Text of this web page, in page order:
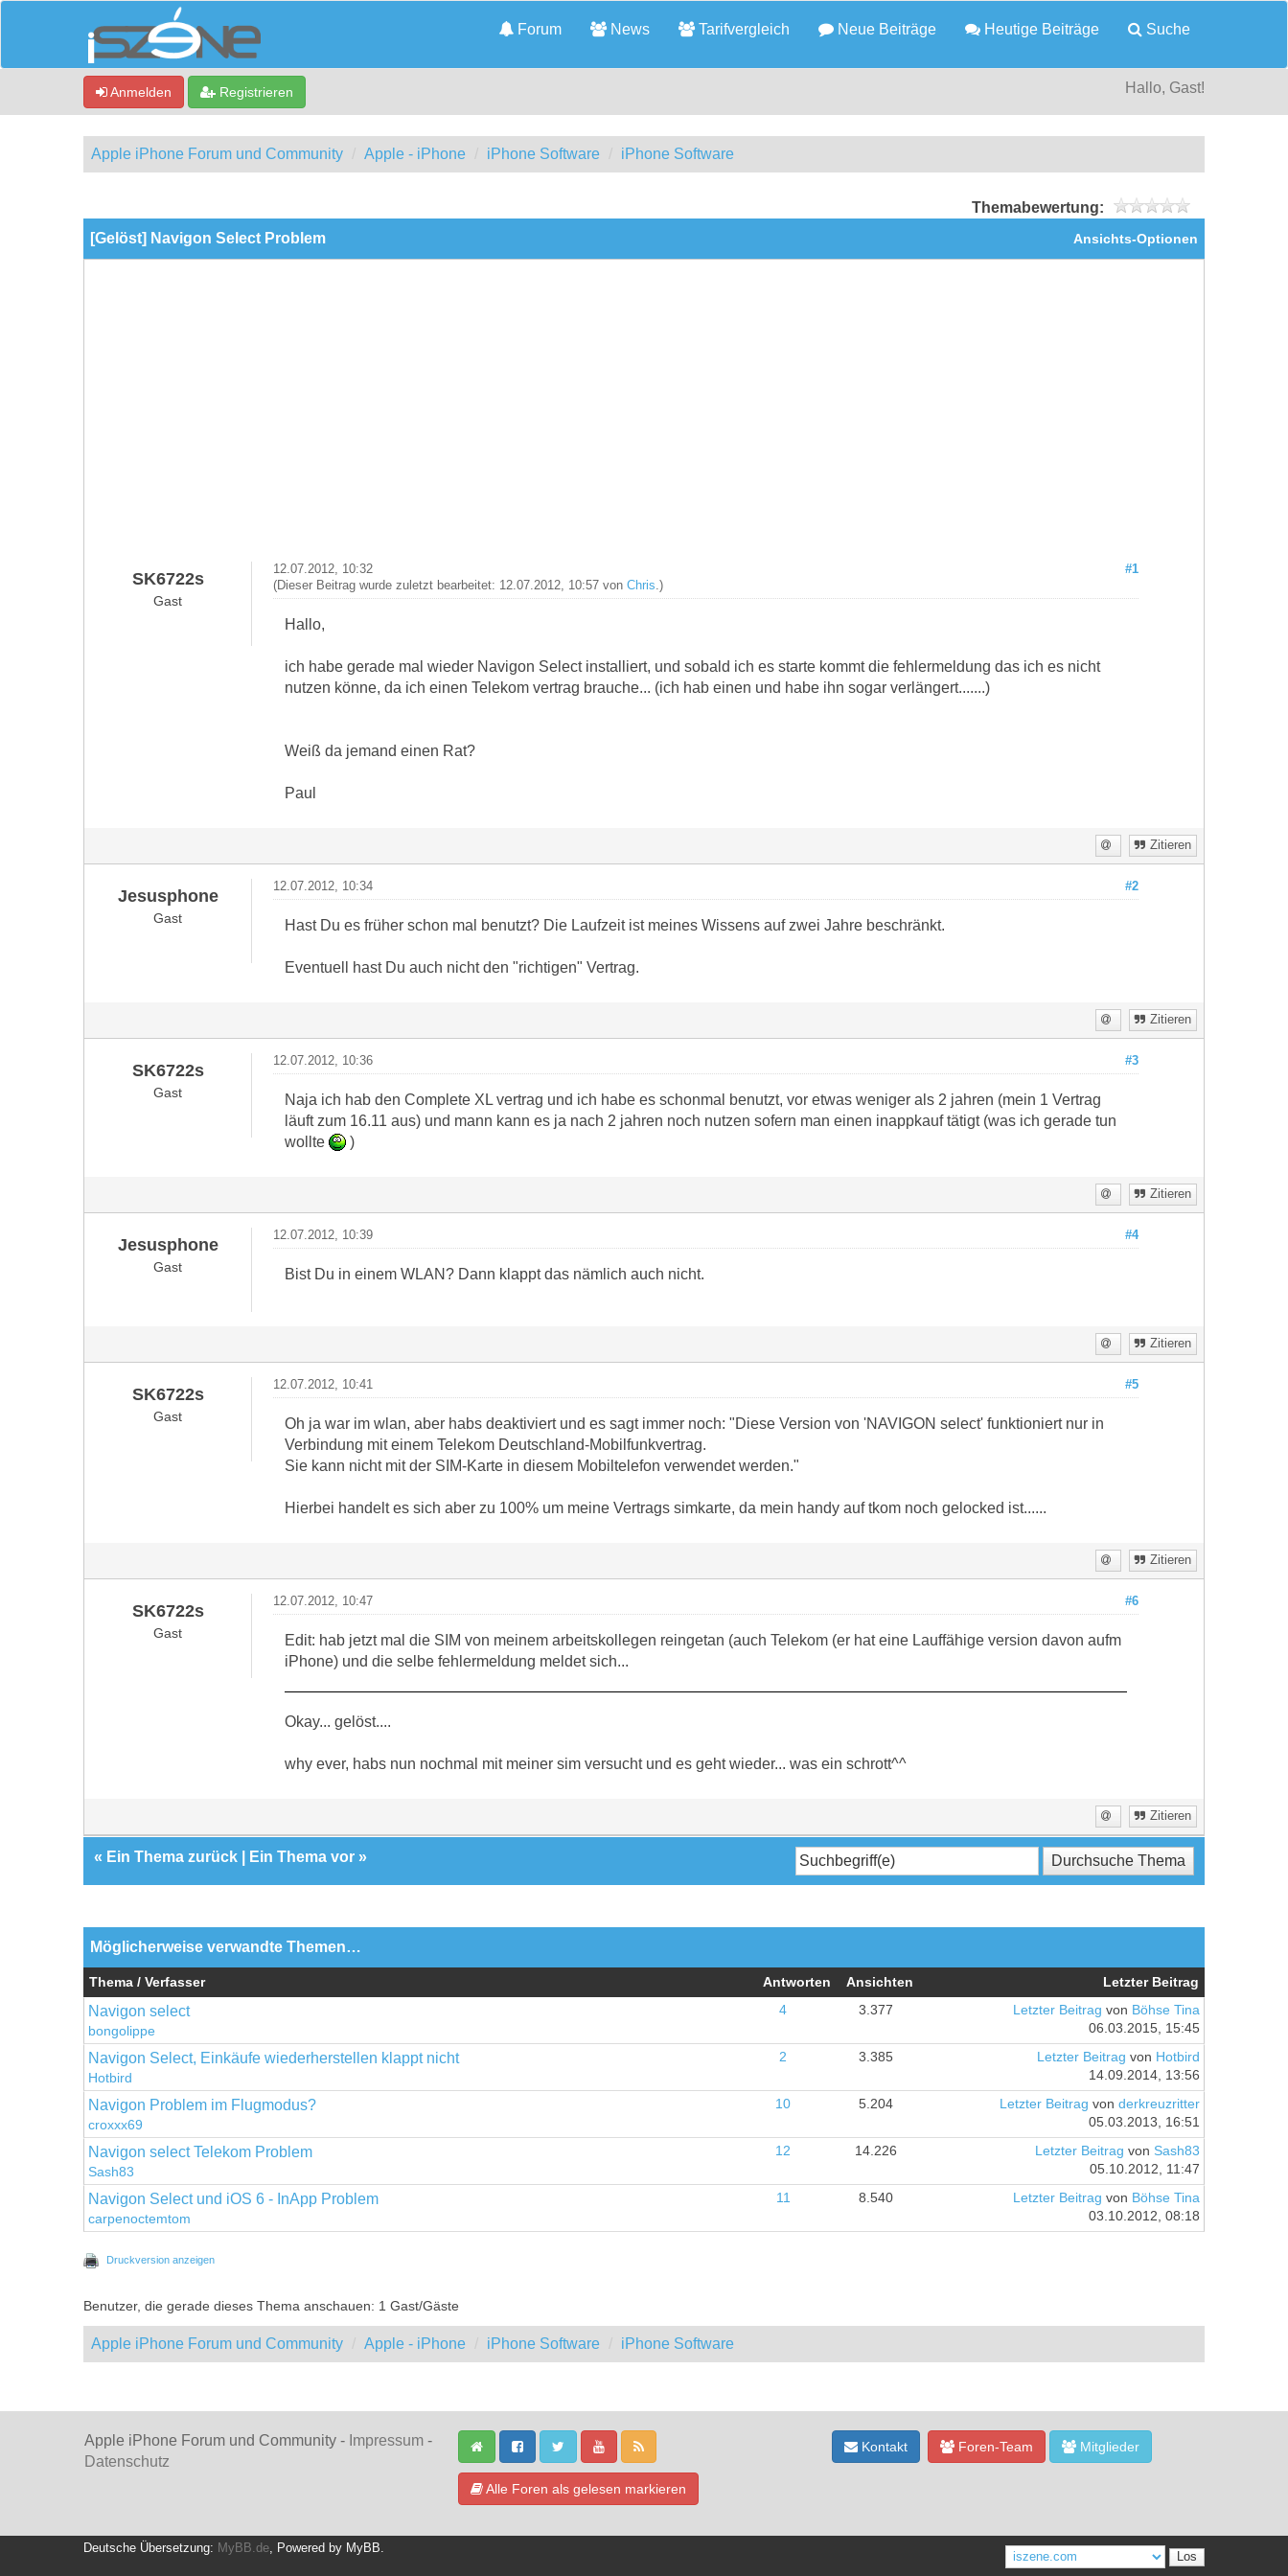
Forum News Tarifvergleich Neue Beiträge Heutige Beiträge Suche
Anmelden Registrieren Hallo, Gast!
Apple iPhone Forum und Community Apple - iPhone iPhone Software iPhone Software
Themabewertung:
Ansichts-Optionen
[Gelöst] Navigon Select Problem
SK6722s
Gast
#1
12.07.2012, 10:32
(Dieser Beitrag wurde zuletzt bearbeitet: 12.07.2012, 10:57 von Chris .)
Hallo,
ich habe gerade mal wieder Navigon Select installiert, und sobald ich es starte kommt die fehlermeldung das ich es nicht
nutzen könne, da ich einen Telekom vertrag brauche... (ich hab einen und habe ihn sogar verlängert.......)
Weiß da jemand einen Rat?
Paul
Zitieren
Jesusphone
Gast
#2
12.07.2012, 10:34
Hast Du es früher schon mal benutzt? Die Laufzeit ist meines Wissens auf zwei Jahre beschränkt.
Eventuell hast Du auch nicht den "richtigen" Vertrag.
Zitieren
SK6722s
Gast
#3
12.07.2012, 10:36
Naja ich hab den Complete XL vertrag und ich habe es schonmal benutzt, vor etwas weniger als 2 jahren (mein 1 Vertrag
läuft zum 16.11 aus) und mann kann es ja nach 2 jahren noch nutzen sofern man einen inappkauf tätigt (was ich gerade tun
wollte
)
Zitieren
Jesusphone
Gast
#4
12.07.2012, 10:39
Bist Du in einem WLAN? Dann klappt das nämlich auch nicht.
Zitieren
SK6722s
Gast
#5
12.07.2012, 10:41
Oh ja war im wlan, aber habs deaktiviert und es sagt immer noch: "Diese Version von 'NAVIGON select' funktioniert nur in
Verbindung mit einem Telekom Deutschland-Mobilfunkvertrag.
Sie kann nicht mit der SIM-Karte in diesem Mobiltelefon verwendet werden."
Hierbei handelt es sich aber zu 100% um meine Vertrags simkarte, da mein handy auf tkom noch gelocked ist......
Zitieren
SK6722s
Gast
#6
12.07.2012, 10:47
Edit: hab jetzt mal die SIM von meinem arbeitskollegen reingetan (auch Telekom (er hat eine Lauffähige version davon aufm
iPhone) und die selbe fehlermeldung meldet sich...
Okay... gelöst....
why ever, habs nun nochmal mit meiner sim versucht und es geht wieder... was ein schrott^^
Zitieren
« Ein Thema zurück Ein Thema vor »
Möglicherweise verwandte Themen…
Thema / Verfasser Antworten Ansichten Letzter Beitrag
Navigon select
bongolippe
4 3.377 Letzter Beitrag von Böhse Tina
06.03.2015, 15:45
Navigon Select, Einkäufe wiederherstellen klappt nicht
Hotbird
2 3.385 Letzter Beitrag von Hotbird
14.09.2014, 13:56
Navigon Problem im Flugmodus?
croxxx69
10 5.204 Letzter Beitrag von derkreuzritter
05.03.2013, 16:51
Navigon select Telekom Problem
Sash83
12 14.226 Letzter Beitrag von Sash83
05.10.2012, 11:47
Navigon Select und iOS 6 - InApp Problem
carpenoctemtom
11 8.540 Letzter Beitrag von Böhse Tina
03.10.2012, 08:18
Druckversion anzeigen
Benutzer, die gerade dieses Thema anschauen: 1 Gast/Gäste
Apple iPhone Forum und Community Apple - iPhone iPhone Software iPhone Software
Apple iPhone Forum und Community - Impressum -
Datenschutz
Alle Foren als gelesen markieren
Kontakt Foren-Team Mitglieder
Deutsche Übersetzung: MyBB.de , Powered by MyBB